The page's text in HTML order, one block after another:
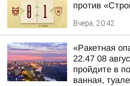
против
Вчера, 20:42
«Ракетная
22.47 08
пройдите в
ванная,